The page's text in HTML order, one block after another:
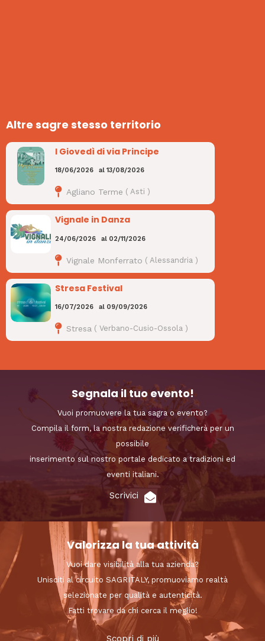
Altre sagre stesso territorio
I Giovedì di via Principe
18/06/2026 al 13/08/2026
Agliano Terme ( Asti )
Vignale in Danza
24/06/2026 al 02/11/2026
Vignale Monferrato ( Alessandria )
Stresa Festival
16/07/2026 al 09/09/2026
Stresa ( Verbano-Cusio-Ossola)
Segnala il tuo evento!
Vuoi promuovere la tua sagra o evento?
Compila il form, la nostra redazione verificherà per un
possibile
inserimento sul nostro portale dedicato a tradizioni ed
eventi italiani.
Scrivici
Valorizza la tua attività
Vuoi dare visibilità alla tua azienda?
Unisciti al circuito SAGRITALY, promuoviamo realtà
selezionate per qualità e autenticità.
Fatti trovare da chi cerca il meglio!
Scopri di più